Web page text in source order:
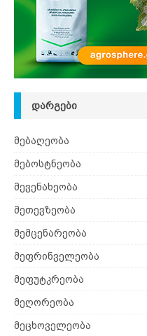
ᲓᲐᲠᲒᲔᲑᲘ
მებაღეობა
მებოსტნეობა
მევენახეობა
მეთევზეობა
მემცენარეობა
მეფრინველეობა
მეფუტკრეობა
მეღორეობა
მეცხოველეობა